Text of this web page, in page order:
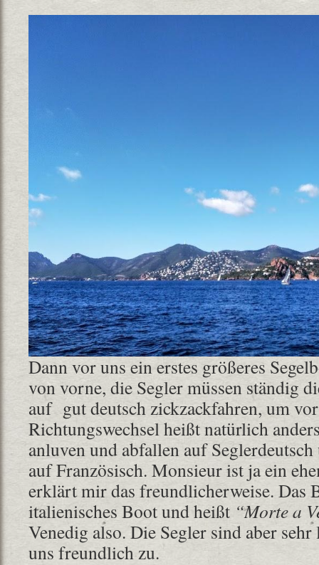
Dann vor uns ein erstes größeres
von vorne, die Segler müssen ständig
auf gut deutsch zickzackfahren, um
Richtungswechsel heißt natürlich
anluven und abfallen auf
auf Französisch. Monsieur ist ja ein
erklärt mir das freundlicherweise. Das
italienisches Boot und heißt “Morte a
Venedig also. Die Segler sind aber
uns freundlich zu.